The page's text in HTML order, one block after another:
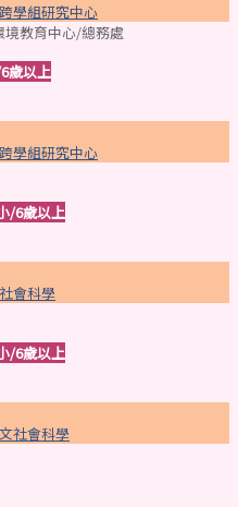
跨學組研究中心
教育中心/總務處
歲以上
跨學組研究中心
/6歲以上
會科學
/6歲以上
社會科學